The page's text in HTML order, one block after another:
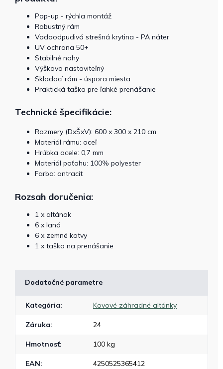
Pop-up - rýchla montáž
Robustný rám
Vodoodpudivá strešná krytina - PA náter
UV ochrana 50+
Stabilné nohy
Výškovo nastaviteľný
Skladací rám - úspora miesta
Praktická taška pre ľahké prenášanie
Technické špecifikácie:
Rozmery (DxŠxV): 600 x 300 x 210 cm
Materiál rámu: oceľ
Hrúbka ocele: 0,7 mm
Materiál poťahu: 100% polyester
Farba: antracit
Rozsah doručenia:
1 x altánok
6 x laná
6 x zemné kotvy
1 x taška na prenášanie
Dodatočné parametre
Kategória: Kovové záhradné altánky
Záruka: 24
Hmotnosť: 100 kg
EAN: 4250525365412